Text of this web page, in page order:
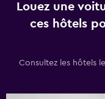
Louez une
ces hôtels
Consultez les hôtels